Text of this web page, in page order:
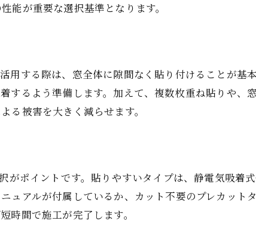
窓ガラスフィルムの活用例
役立つ飛散防止フィルム選び
よる安心の台風対策術
ム施工で台風対策を強化
ムで家族の安全守る方法
で窓ガラスフィルム効果倍増
ムによる住まいの防災力向上
能が重要な選択基準となります。
する際は、窓全体に隙間なく貼り付けることが基
するよう準備します。加えて、複数枚重ね貼りや、
る被害を大きく減らせます。
ポイントです。貼りやすいタイプは、静電気吸着式
アルが付属しているか、カット不要のプレカット
時間で施工が完了します。